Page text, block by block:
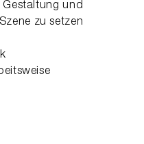
und
zu setzen